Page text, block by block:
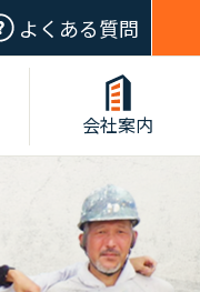
よくある質問
会社案内